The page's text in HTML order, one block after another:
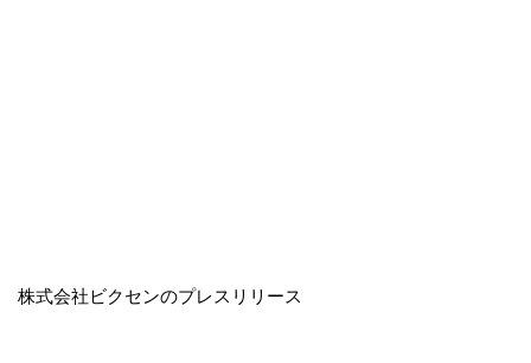
株式会社ビクセンのプレスリリース